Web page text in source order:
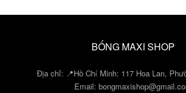
BỐNG MAXI SHOP
Địa chỉ: 📍Hồ Chí Minh: 117 Hoa Lan,
Email: